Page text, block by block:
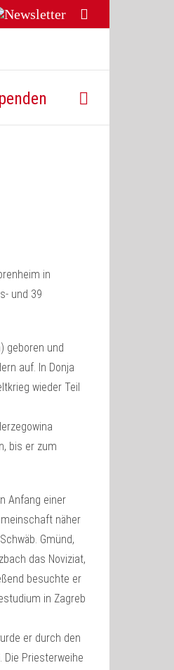
Mail
in
und 39
geboren und
auf. In Donja
wieder Teil
bis er zum
Anfang einer
näher
Gmünd,
das Noviziat,
besuchte er
in Zagreb
er durch den
Die Priesterweihe